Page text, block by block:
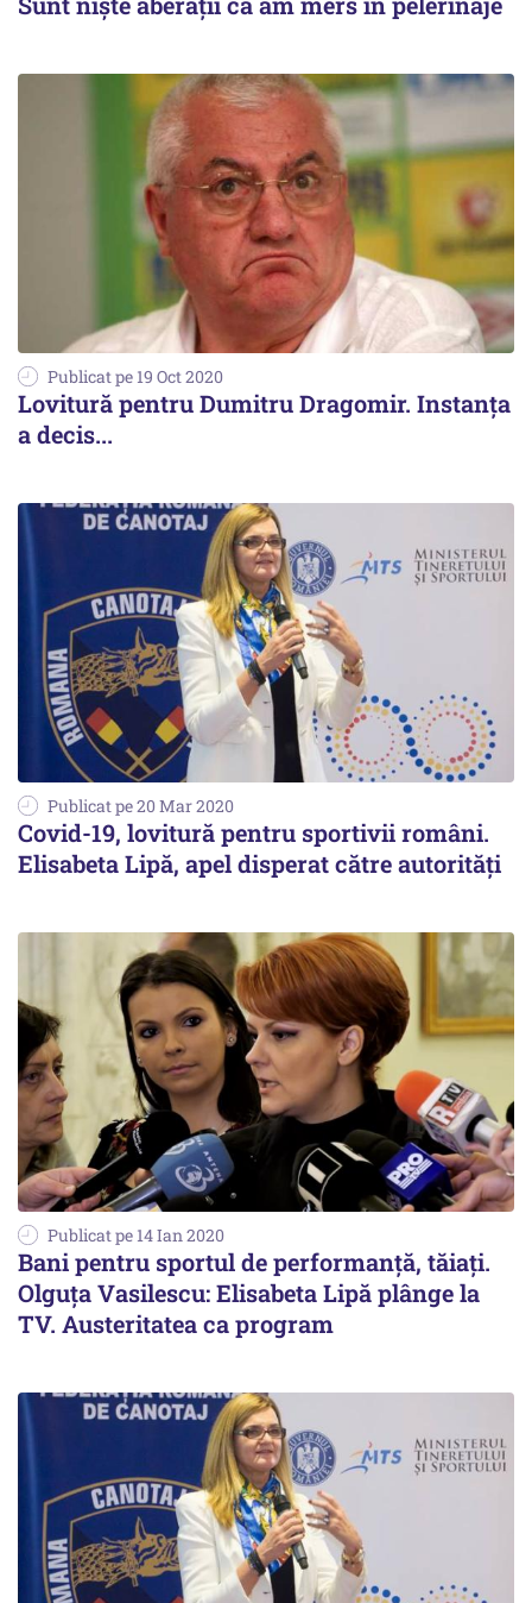
Publicat pe 19 Oct 2020
Lovitură pentru Dumitru Dragomir. Instanța
a decis...
Publicat pe 20 Mar 2020
Covid-19, lovitură pentru sportivii români.
Elisabeta Lipă, apel disperat către autorităţi
Publicat pe 14 Ian 2020
Bani pentru sportul de performanţă, tăiaţi.
Olguţa Vasilescu: Elisabeta Lipă plânge la
TV. Austeritatea ca program